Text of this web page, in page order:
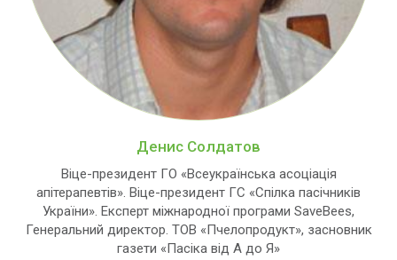
Денис Солдатов
Віце-президент ГО «Всеукраїнська асоціація
апітерапевтів». Віце-президент ГС «Спілка пасічників
України». Експерт міжнародної програми SaveBees,
Генеральний директор. ТОВ «Пчелопродукт», засновник
газети «Пасіка від А до Я»